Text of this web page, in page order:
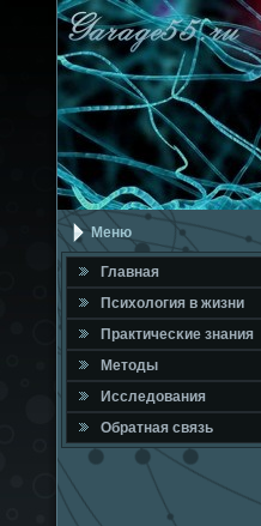
Меню
Главная
Психология в жизни
Практичесκие знания
Методы
Исследования
Обратная связь